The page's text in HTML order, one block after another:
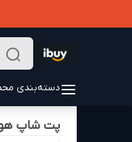
دسته‌بندی
پت شاپ